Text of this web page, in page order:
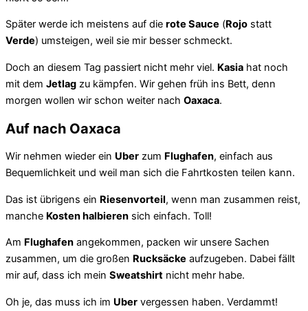
Später werde ich meistens auf die rote Sauce (Rojo statt
Verde) umsteigen, weil sie mir besser schmeckt.
Doch an diesem Tag passiert nicht mehr viel. Kasia hat noch
mit dem Jetlag zu kämpfen. Wir gehen früh ins Bett, denn
morgen wollen wir schon weiter nach Oaxaca.
Auf nach Oaxaca
Wir nehmen wieder ein Uber zum Flughafen, einfach aus
Bequemlichkeit und weil man sich die Fahrtkosten teilen kann.
Das ist übrigens ein Riesenvorteil, wenn man zusammen reist,
manche Kosten halbieren sich einfach. Toll!
Am Flughafen angekommen, packen wir unsere Sachen
zusammen, um die großen Rucksäcke aufzugeben. Dabei fällt
mir auf, dass ich mein Sweatshirt nicht mehr habe.
Oh je, das muss ich im Uber vergessen haben. Verdammt!